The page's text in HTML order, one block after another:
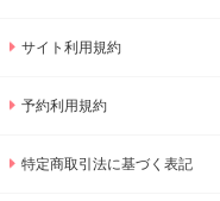
サイト利用規約
予約利用規約
特定商取引法に基づく表記